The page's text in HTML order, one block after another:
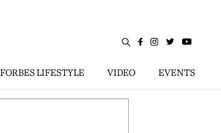
FORBES LIFESTYLE VIDEO EVENTS